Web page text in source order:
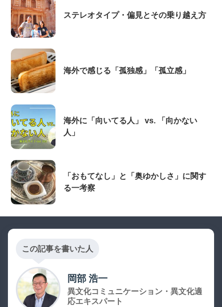
ステレオタイプ・偏見とその乗り越え方
海外で感じる「孤独感」「孤立感」
海外に「向いてる人」 vs. 「向かない
人」
「おもてなし」と「奥ゆかしさ」に関す
る一考察
この記事を書いた人
岡部 浩一
異文化コミュニケーション・異文化適
応エキスパート